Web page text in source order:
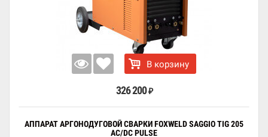
В корзину
326 200 ₽
АППАРАТ АРГОНОДУГОВОЙ СВАРКИ FOXWELD SAGGIO TIG 205
AC/DC PULSE